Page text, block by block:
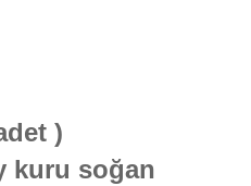
)
kuru soğan